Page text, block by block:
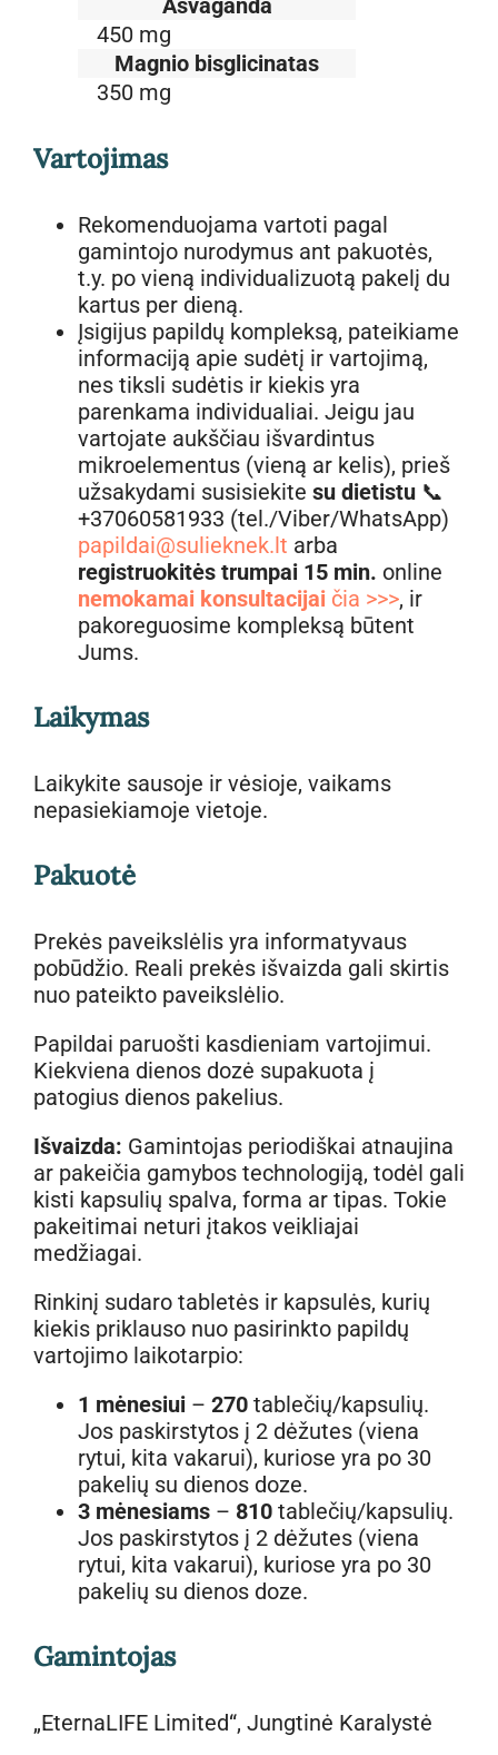
Ašvaganda
450 mg
Magnio bisglicinatas
350 mg
Vartojimas
Rekomenduojama vartoti pagal
gamintojo nurodymus ant pakuotės,
t.y. po vieną individualizuotą pakelį du
kartus per dieną.
Įsigijus papildų kompleksą, pateikiame
informaciją apie sudėtį ir vartojimą,
nes tiksli sudėtis ir kiekis yra
parenkama individualiai. Jeigu jau
vartojate aukščiau išvardintus
mikroelementus (vieną ar kelis), prieš
užsakydami susisiekite su dietistu 📞
+37060581933 (tel./Viber/WhatsApp)
papildai@sulieknek.lt arba
registruokitės trumpai 15 min. online
nemokamai konsultacijai čia >>>, ir
pakoreguosime kompleksą būtent
Jums.
Laikymas
Laikykite sausoje ir vėsioje, vaikams
nepasiekiamoje vietoje.
Pakuotė
Prekės paveikslėlis yra informatyvaus
pobūdžio. Reali prekės išvaizda gali skirtis
nuo pateikto paveikslėlio.
Papildai paruošti kasdieniam vartojimui.
Kiekviena dienos dozė supakuota į
patogius dienos pakelius.
Išvaizda: Gamintojas periodiškai atnaujina
ar pakeičia gamybos technologiją, todėl gali
kisti kapsulių spalva, forma ar tipas. Tokie
pakeitimai neturi įtakos veikliajai
medžiagai.
Rinkinį sudaro tabletės ir kapsulės, kurių
kiekis priklauso nuo pasirinkto papildų
vartojimo laikotarpio:
1 mėnesiui – 270 tablečių/kapsulių.
Jos paskirstytos į 2 dėžutes (viena
rytui, kita vakarui), kuriose yra po 30
pakelių su dienos doze.
3 mėnesiams – 810 tablečių/kapsulių.
Jos paskirstytos į 2 dėžutes (viena
rytui, kita vakarui), kuriose yra po 30
pakelių su dienos doze.
Gamintojas
„EternaLIFE Limited“, Jungtinė Karalystė